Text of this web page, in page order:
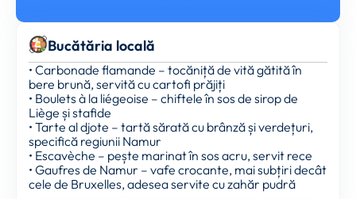
Bucătăria locală
• Carbonade flamande – tocăniță de vită gătită în
bere brună, servită cu cartofi prăjiți
• Boulets à la liégeoise – chiftele în sos de sirop de
Liège și stafide
• Tarte al djote – tartă sărată cu brânză și verdețuri,
specifică regiunii Namur
• Escavèche – pește marinat în sos acru, servit rece
• Gaufres de Namur – vafe crocante, mai subțiri decât
cele de Bruxelles, adesea servite cu zahăr pudră